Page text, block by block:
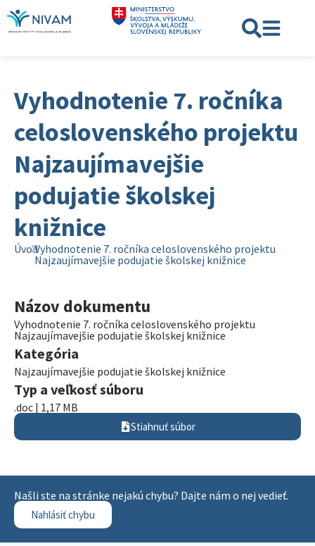
Vyhodnotenie 7. ročníka
celoslovenského projektu
Najzaujímavejšie
podujatie školskej
knižnice
ÚvodVyhodnotenie 7. ročníka celoslovenského projektu
Najzaujímavejšie podujatie školskej knižnice
Názov dokumentu
Vyhodnotenie 7. ročníka celoslovenského projektu
Najzaujímavejšie podujatie školskej knižnice
Kategória
Najzaujímavejšie podujatie školskej knižnice
Typ a veľkosť súboru
.doc | 1,17 MB
Stiahnuť súbor
Našli ste na stránke nejakú chybu? Dajte nám o nej vedieť.
Nahlásiť chybu